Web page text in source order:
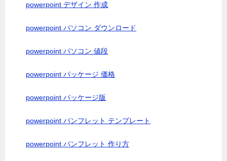
powerpoint デザイン 作成
powerpoint パソコン ダウンロード
powerpoint パソコン 値段
powerpoint パッケージ 価格
powerpoint パッケージ版
powerpoint パンフレット テンプレート
powerpoint パンフレット 作り方